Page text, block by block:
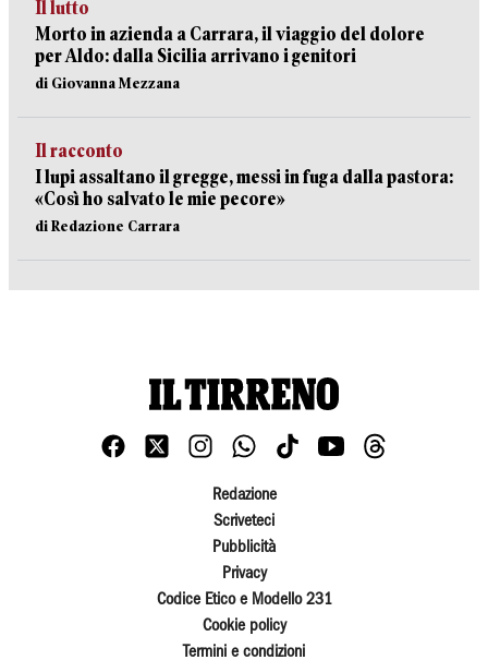
Il lutto
Morto in azienda a Carrara, il viaggio del dolore
per Aldo: dalla Sicilia arrivano i genitori
di Giovanna Mezzana
Il racconto
I lupi assaltano il gregge, messi in fuga dalla pastora:
«Così ho salvato le mie pecore»
di Redazione Carrara
Redazione
Scriveteci
Pubblicità
Privacy
Codice Etico e Modello 231
Cookie policy
Termini e condizioni